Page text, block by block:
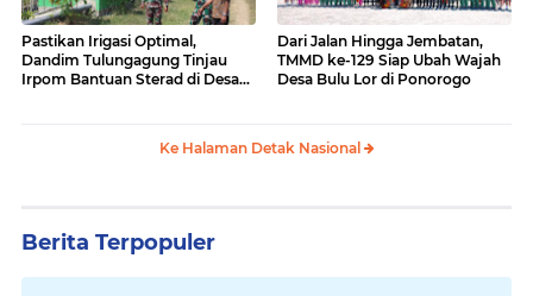
Pastikan Irigasi Optimal,
Dandim Tulungagung Tinjau
Irpom Bantuan Sterad di Desa
Dari Jalan Hingga Jembatan,
TMMD ke-129 Siap Ubah Wajah
Desa Bulu Lor di Ponorogo
Ke Halaman Detak Nasional
Berita Terpopuler